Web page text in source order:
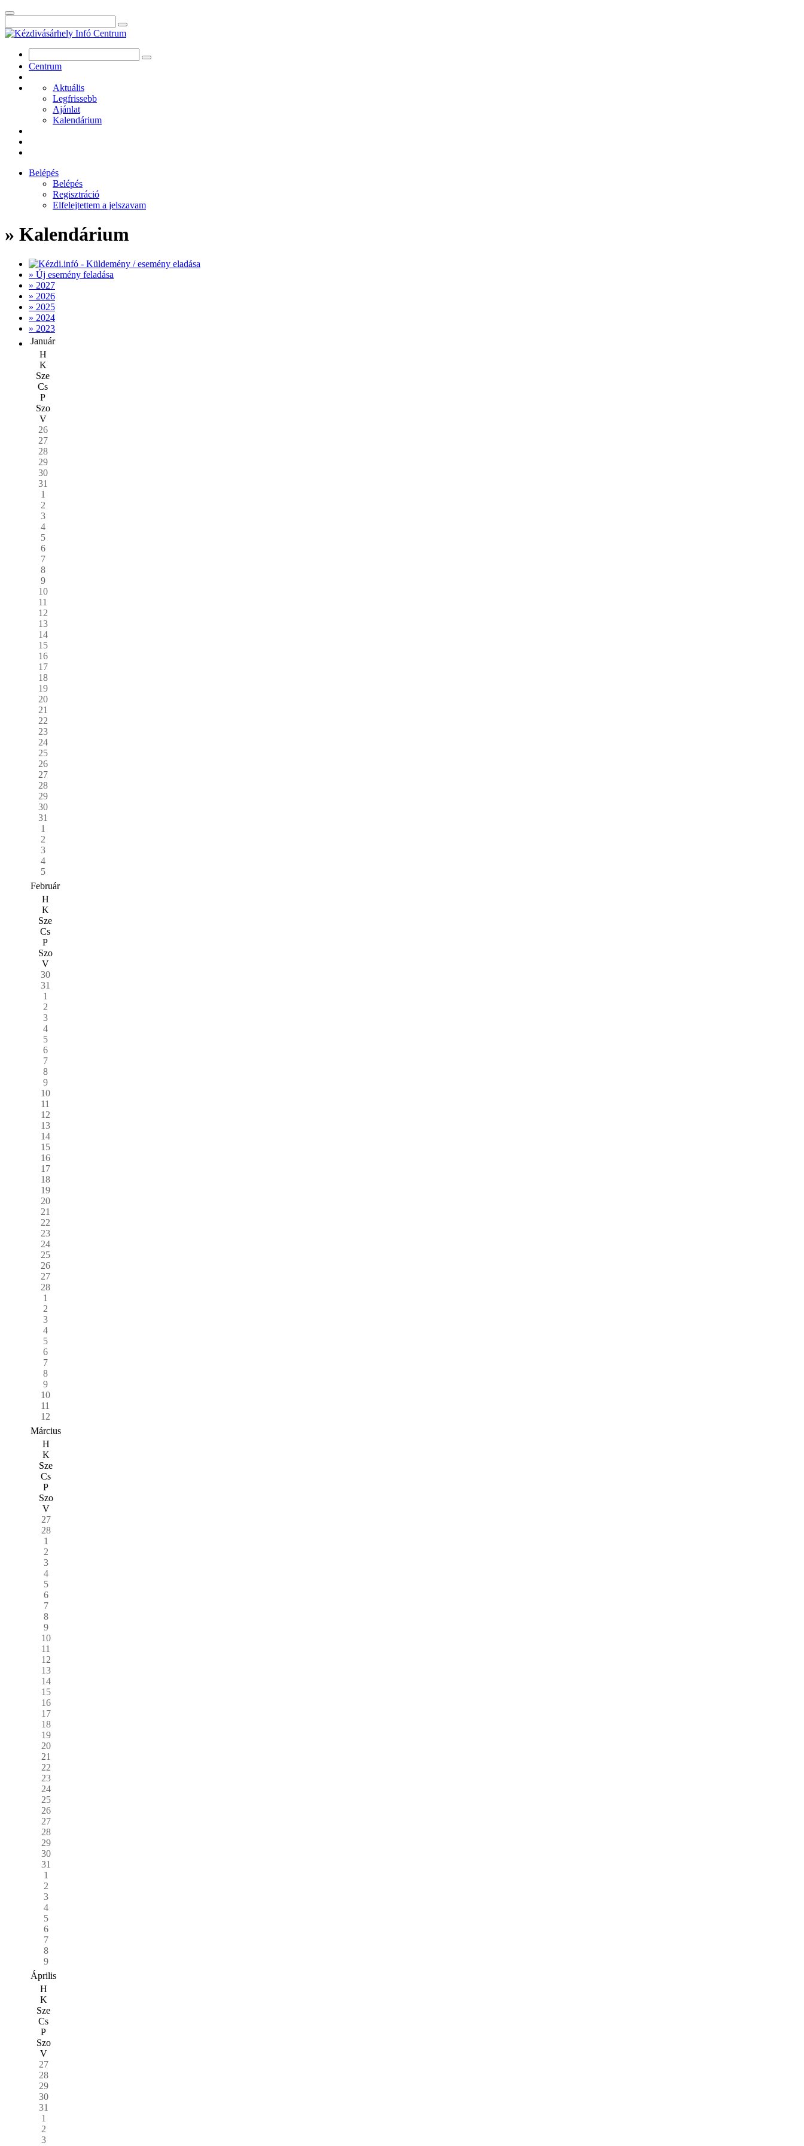
Centrum
Aktuális
Legfrissebb
Ajánlat
Kalendárium
Belépés
Belépés
Regisztráció
Elfelejtettem a jelszavam
» Kalendárium
» Új esemény feladása
» 2027
» 2026
» 2025
» 2024
» 2023
Január
H
K
Sze
Cs
P
Szo
V
26
27
28
29
30
31
1
2
3
4
5
6
7
8
9
10
11
12
13
14
15
16
17
18
19
20
21
22
23
24
25
26
27
28
29
30
31
1
2
3
4
5
Február
H
K
Sze
Cs
P
Szo
V
30
31
1
2
3
4
5
6
7
8
9
10
11
12
13
14
15
16
17
18
19
20
21
22
23
24
25
26
27
28
1
2
3
4
5
6
7
8
9
10
11
12
Március
H
K
Sze
Cs
P
Szo
V
27
28
1
2
3
4
5
6
7
8
9
10
11
12
13
14
15
16
17
18
19
20
21
22
23
24
25
26
27
28
29
30
31
1
2
3
4
5
6
7
8
9
Április
H
K
Sze
Cs
P
Szo
V
27
28
29
30
31
1
2
3